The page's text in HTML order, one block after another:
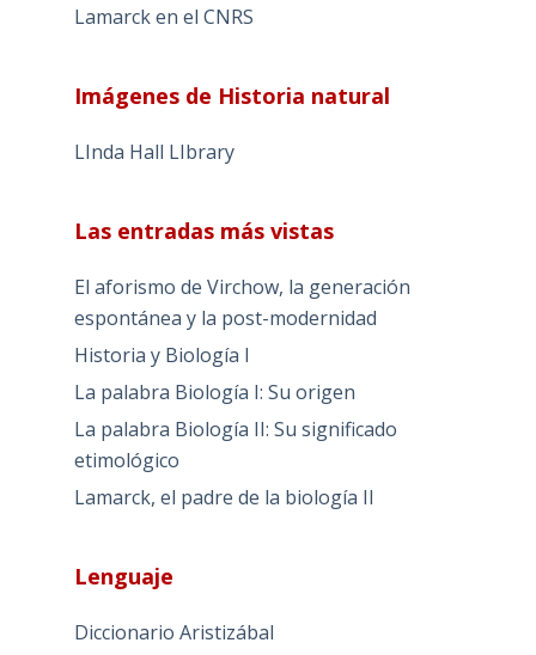
Lamarck en el CNRS
Imágenes de Historia natural
LInda Hall LIbrary
Las entradas más vistas
El aforismo de Virchow, la generación
espontánea y la post-modernidad
Historia y Biología I
La palabra Biología I: Su origen
La palabra Biología II: Su significado
etimológico
Lamarck, el padre de la biología II
Lenguaje
Diccionario Aristizábal